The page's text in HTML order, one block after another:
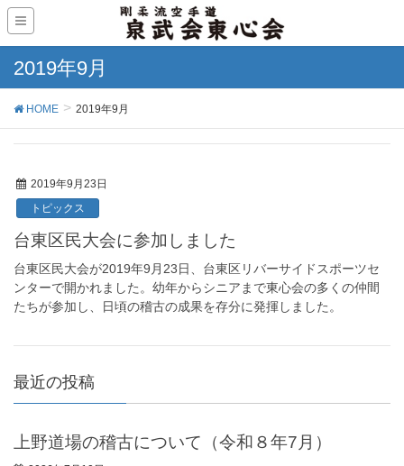
2019年9月
HOME 2019年9月
2019年9月23日
トピックス
台東区民大会に参加しました
台東区民大会が2019年9月23日、台東区リバーサイドスポーツセ
ンターで開かれました。幼年からシニアまで東心会の多くの仲間
たちが参加し、日頃の稽古の成果を存分に発揮しました。
最近の投稿
上野道場の稽古について（令和８年7月）